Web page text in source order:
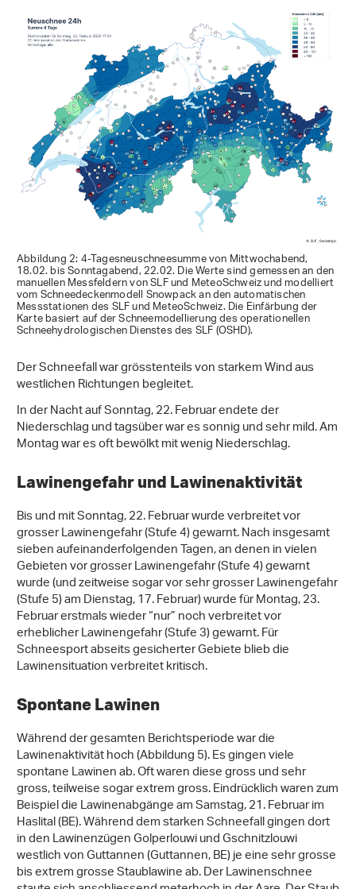
Abbildung 2: 4-Tagesneuschneesumme von Mittwochabend,
18.02. bis Sonntagabend, 22.02. Die Werte sind gemessen an den
manuellen Messfeldern von SLF und MeteoSchweiz und modelliert
vom Schneedeckenmodell Snowpack an den automatischen
Messstationen des SLF und MeteoSchweiz. Die Einfärbung der
Karte basiert auf der Schneemodellierung des operationellen
Schneehydrologischen Dienstes des SLF (OSHD).
Der Schneefall war grösstenteils von starkem Wind aus
westlichen Richtungen begleitet.
In der Nacht auf Sonntag, 22. Februar endete der
Niederschlag und tagsüber war es sonnig und sehr mild. Am
Montag war es oft bewölkt mit wenig Niederschlag.
Lawinengefahr und Lawinenaktivität
Bis und mit Sonntag, 22. Februar wurde verbreitet vor
grosser Lawinengefahr (Stufe 4) gewarnt. Nach insgesamt
sieben aufeinanderfolgenden Tagen, an denen in vielen
Gebieten vor grosser Lawinengefahr (Stufe 4) gewarnt
wurde (und zeitweise sogar vor sehr grosser Lawinengefahr
(Stufe 5) am Dienstag, 17. Februar) wurde für Montag, 23.
Februar erstmals wieder “nur” noch verbreitet vor
erheblicher Lawinengefahr (Stufe 3) gewarnt. Für
Schneesport abseits gesicherter Gebiete blieb die
Lawinensituation verbreitet kritisch.
Spontane Lawinen
Während der gesamten Berichtsperiode war die
Lawinenaktivität hoch (Abbildung 5). Es gingen viele
spontane Lawinen ab. Oft waren diese gross und sehr
gross, teilweise sogar extrem gross. Eindrücklich waren zum
Beispiel die Lawinenabgänge am Samstag, 21. Februar im
Haslital (BE). Während dem starken Schneefall gingen dort
in den Lawinenzügen Golperlouwi und Gschnitzlouwi
westlich von Guttannen (Guttannen, BE) je eine sehr grosse
bis extrem grosse Staublawine ab. Der Lawinenschnee